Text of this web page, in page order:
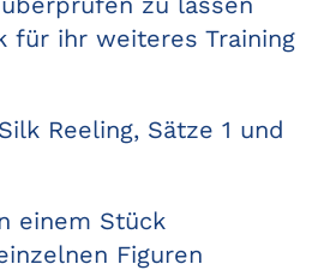
für ihr weiteres Training
Reeling, Sätze 1 und
einem Stück
Figuren